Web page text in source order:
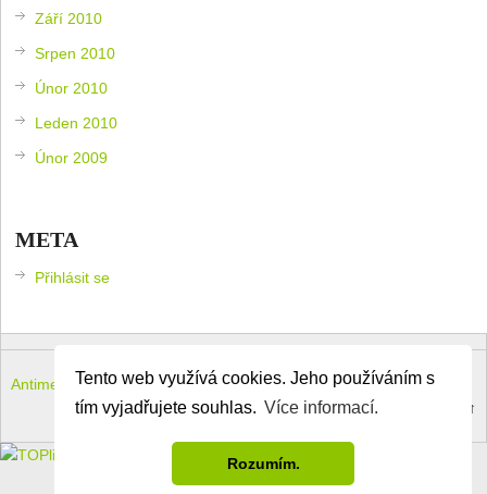
Tento web využívá cookies. Jeho používáním s
tím vyjadřujete souhlas. Více informací.
Rozumím.
Září 2010
Srpen 2010
Únor 2010
Leden 2010
Únor 2009
META
Přihlásit se
Antimeloun – komouši dneškaCopyright © 2026.
Theme byMyThemeShop. Back to Top ↑